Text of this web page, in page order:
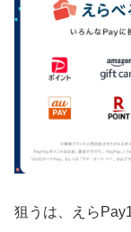
狙うは、えら